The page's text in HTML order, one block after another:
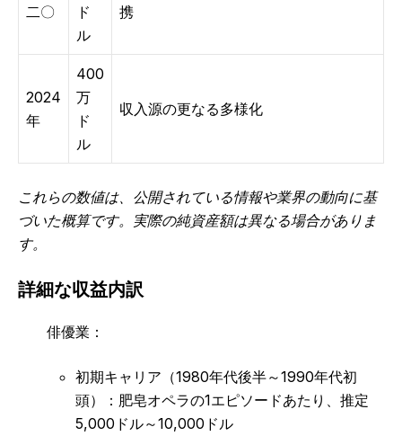
二〇
ド
ル
携
2024
年
400
万
ド
ル
収入源の更なる多様化
これらの数値は、公開されている情報や業界の動向に基
づいた概算です。実際の純資産額は異なる場合がありま
す。
詳細な収益内訳
俳優業：
初期キャリア（1980年代後半～1990年代初
頭）：肥皂オペラの1エピソードあたり、推定
5,000ドル～10,000ドル